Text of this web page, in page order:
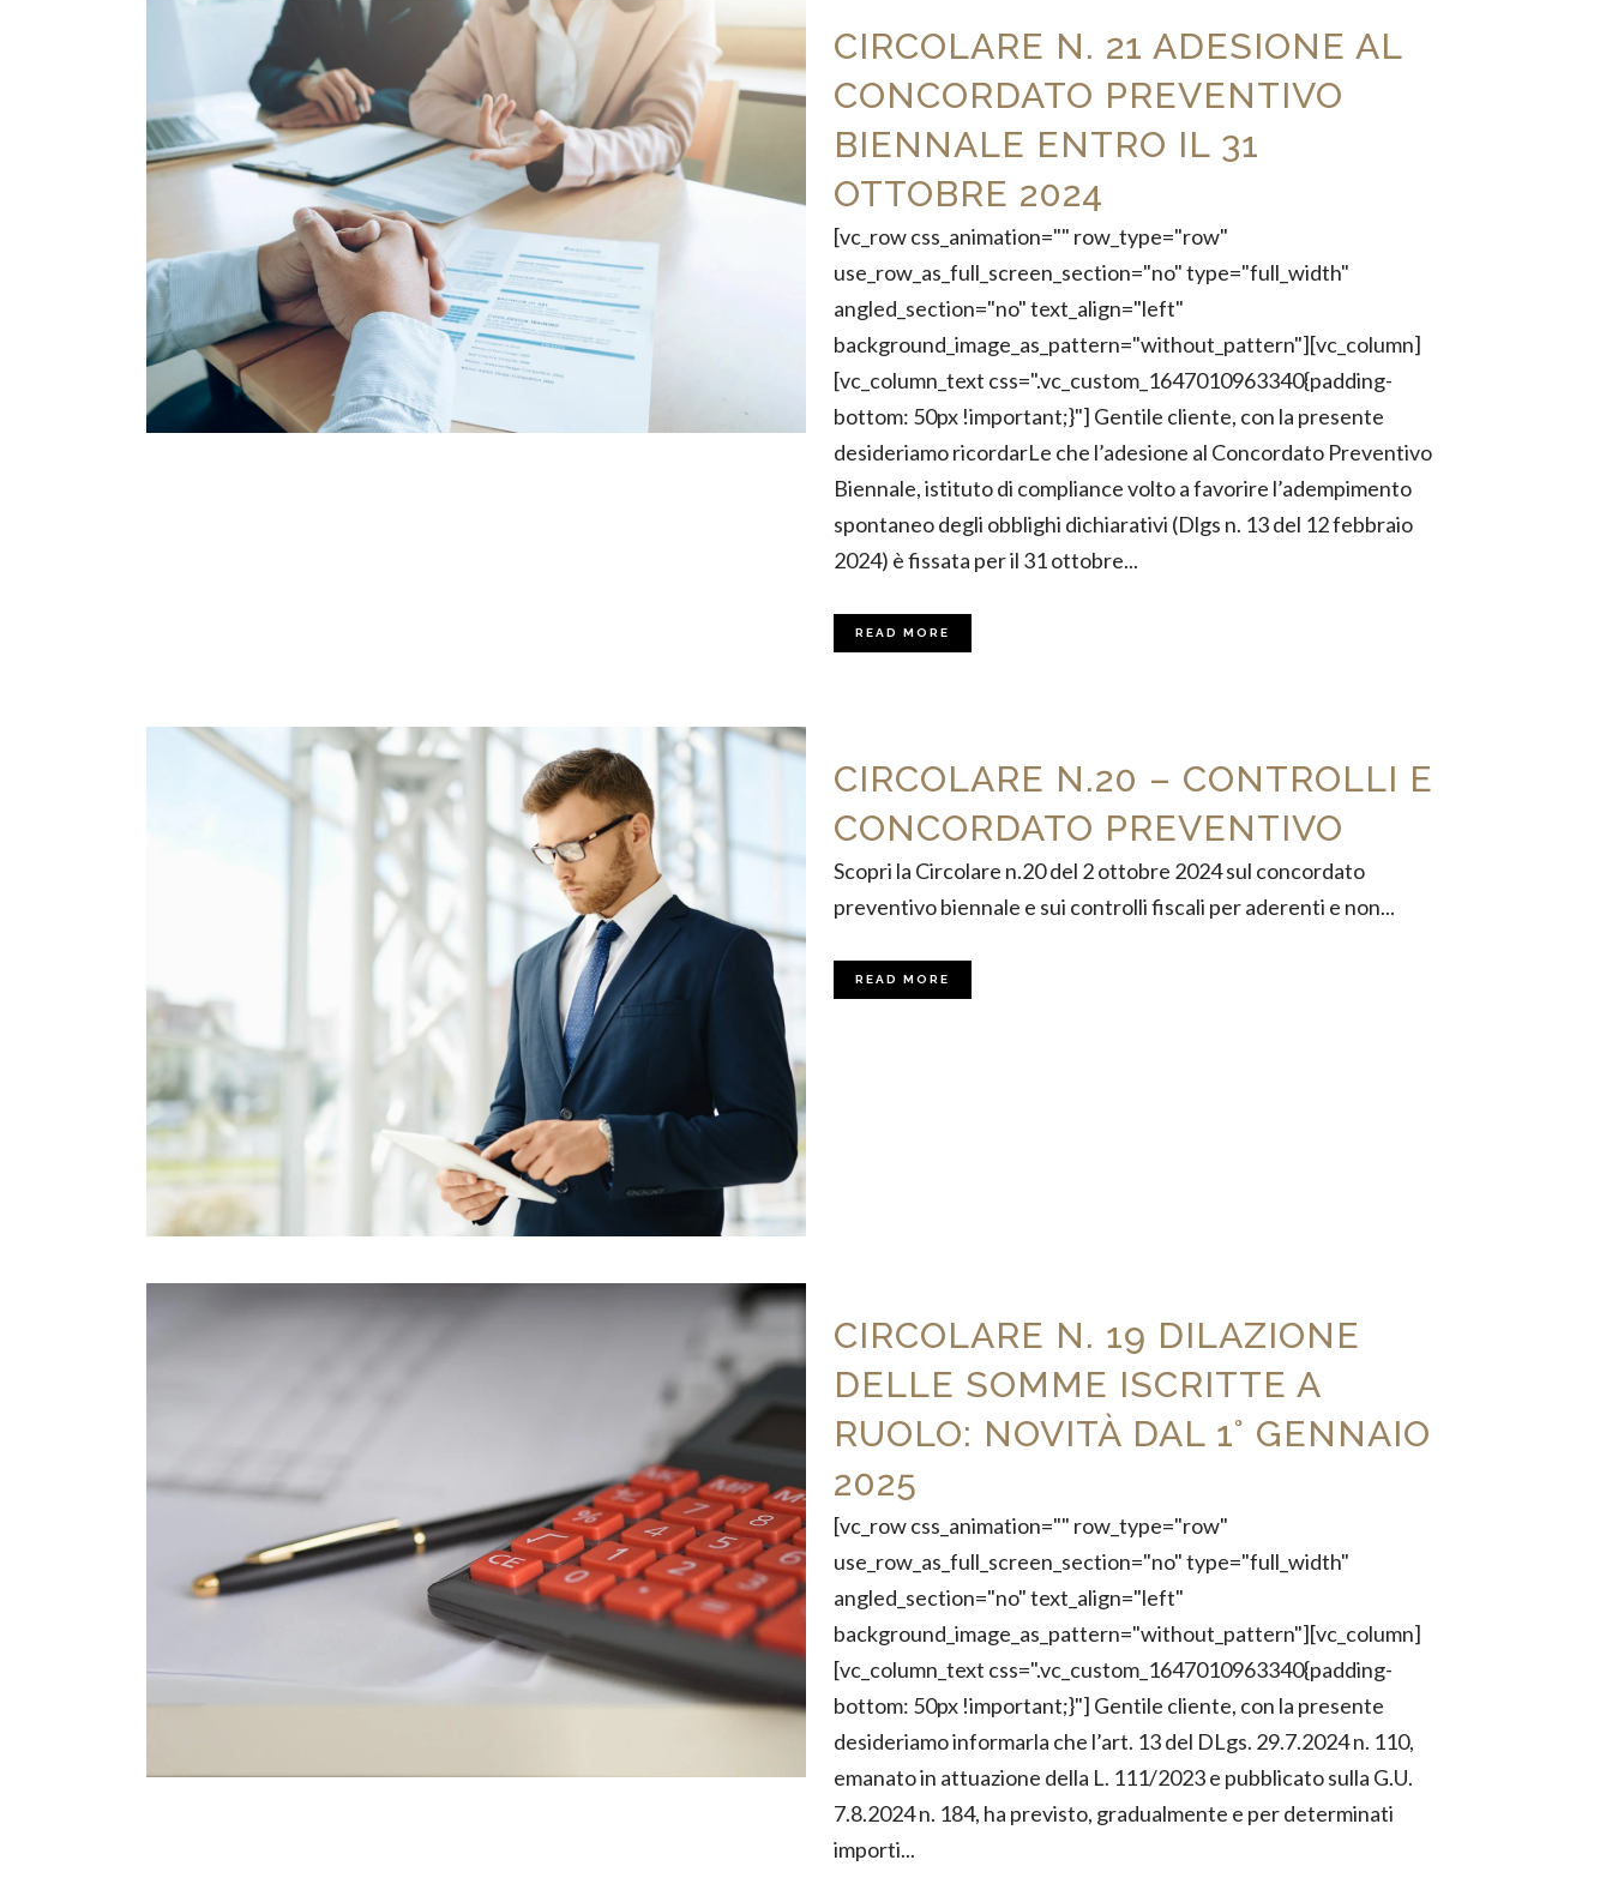
CIRCOLARE N. 21 ADESIONE AL
CONCORDATO PREVENTIVO
BIENNALE ENTRO IL 31
OTTOBRE 2024
[vc_row css_animation="" row_type="row"
use_row_as_full_screen_section="no" type="full_width"
angled_section="no" text_align="left"
background_image_as_pattern="without_pattern"][vc_column]
[vc_column_text css=".vc_custom_1647010963340{padding-
bottom: 50px !important;}"] Gentile cliente, con la presente
desideriamo ricordarLe che l’adesione al Concordato Preventivo
Biennale, istituto di compliance volto a favorire l’adempimento
spontaneo degli obblighi dichiarativi (Dlgs n. 13 del 12 febbraio
2024) è fissata per il 31 ottobre...
READ MORE
CIRCOLARE N.20 – CONTROLLI E
CONCORDATO PREVENTIVO
Scopri la Circolare n.20 del 2 ottobre 2024 sul concordato
preventivo biennale e sui controlli fiscali per aderenti e non...
READ MORE
CIRCOLARE N. 19 DILAZIONE
DELLE SOMME ISCRITTE A
RUOLO: NOVITÀ DAL 1° GENNAIO
2025
[vc_row css_animation="" row_type="row"
use_row_as_full_screen_section="no" type="full_width"
angled_section="no" text_align="left"
background_image_as_pattern="without_pattern"][vc_column]
[vc_column_text css=".vc_custom_1647010963340{padding-
bottom: 50px !important;}"] Gentile cliente, con la presente
desideriamo informarla che l’art. 13 del DLgs. 29.7.2024 n. 110,
emanato in attuazione della L. 111/2023 e pubblicato sulla G.U.
7.8.2024 n. 184, ha previsto, gradualmente e per determinati
importi...